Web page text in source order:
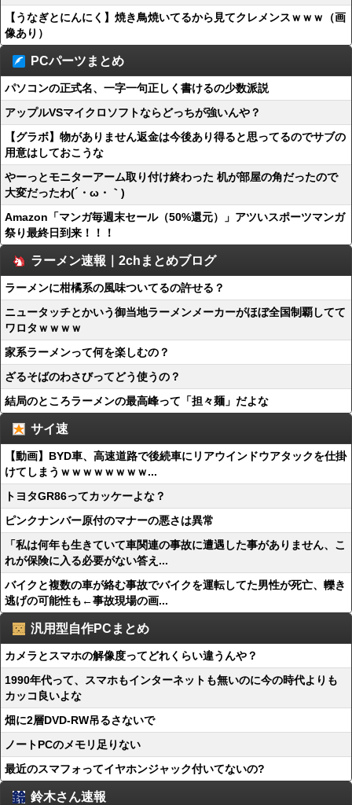
【うなぎとにんにく】焼き鳥焼いてるから見てクレメンスｗｗｗ（画
像あり）
PCパーツまとめ
パソコンの正式名、一字一句正しく書けるの少数派説
アップルVSマイクロソフトならどっちが強いんや？
【グラボ】物がありません返金は今後あり得ると思ってるのでサブの
用意はしておこうな
やーっとモニターアーム取り付け終わった 机が部屋の角だったので
大変だったわ(´・ω・｀)
Amazon「マンガ毎週末セール（50%還元）」アツいスポーツマンガ
祭り最終日到来！！！
ラーメン速報｜2chまとめブログ
ラーメンに柑橘系の風味ついてるの許せる？
ニュータッチとかいう御当地ラーメンメーカーがほぼ全国制覇してて
ワロタｗｗｗｗ
家系ラーメンって何を楽しむの？
ざるそばのわさびってどう使うの？
結局のところラーメンの最高峰って「担々麺」だよな
サイ速
【動画】BYD車、高速道路で後続車にリアウインドウアタックを仕掛
けてしまうｗｗｗｗｗｗｗｗ...
トヨタGR86ってカッケーよな？
ピンクナンバー原付のマナーの悪さは異常
「私は何年も生きていて車関連の事故に遭遇した事がありません、こ
れが保険に入る必要がない答え...
バイクと複数の車が絡む事故でバイクを運転してた男性が死亡、轢き
逃げの可能性も←事故現場の画...
汎用型自作PCまとめ
カメラとスマホの解像度ってどれくらい違うんや？
1990年代って、スマホもインターネットも無いのに今の時代よりも
カッコ良いよな
畑に2層DVD-RW吊るさないで
ノートPCのメモリ足りない
最近のスマフォってイヤホンジャック付いてないの?
鈴木さん速報